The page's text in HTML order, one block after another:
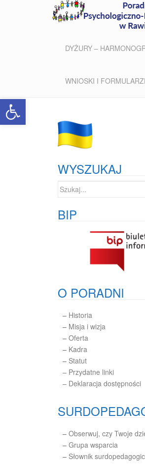
Open toolbar
DYŻURY –
WNIOSKI I
WYSZUKAJ
Szukaj:
BIP
O PORADNI
– Historia
– Misja i wizja
– Oferta
– Kadra
– Statut
– Przydatne linki
– Deklaracja dostępności
– Obserwuj, czy Twoje
– Grupa wsparcia
– Słownik